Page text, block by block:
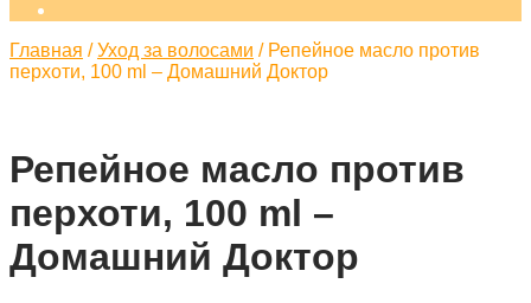
Главная /Уход за волосами / Репейное масло против
перхоти, 100 ml – Домашний Доктор
Репейное масло против
перхоти, 100 ml –
Домашний Доктор